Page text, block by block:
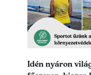
Lead szöveg
Idén nyáron